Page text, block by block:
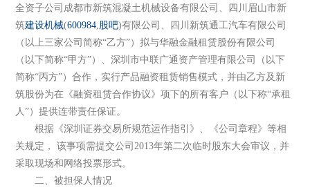
全资子公司成都市新筑混凝土机械设备有限公司、四川眉山市新
筑建设机械(600984,股吧)有限公司、四川新筑通工汽车有限公司
（以上三家公司简称“乙方”）拟与华融金融租赁股份有限公司
（以下简称“甲方”）、深圳市中联广通资产管理有限公司（以下
简称“丙方”）合作，实行产品融资租赁销售模式，并由乙方及新
筑股份为在《融资租赁合作协议》项下的所有客户（以下称“承租
人”）提供连带责任保证。
根据《深圳证券交易所规范运作指引》、《公司章程》等相
关规定， 该事项需提交公司2013年第二次临时股东大会审议，并
采取现场和网络投票形式。
二、被担保人情况